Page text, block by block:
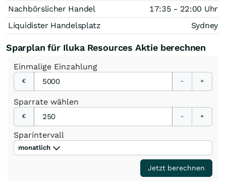
Nachbörslicher Handel
17:35 - 22:00 Uhr
Liquidister Handelsplatz
Sydney
Sparplan für Iluka Resources Aktie berechnen
Einmalige Einzahlung
€ - +
Sparrate wählen
€ - +
Sparintervall
monatlich
Jetzt berechnen